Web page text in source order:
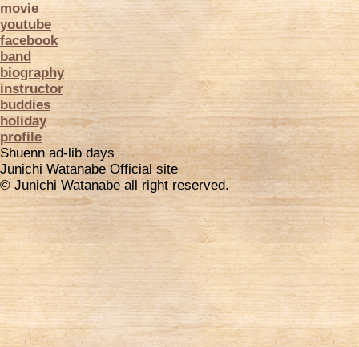
movie
youtube
facebook
band
biography
instructor
buddies
holiday
profile
Shuenn ad-lib days
Junichi Watanabe Official site
© Junichi Watanabe all right reserved.